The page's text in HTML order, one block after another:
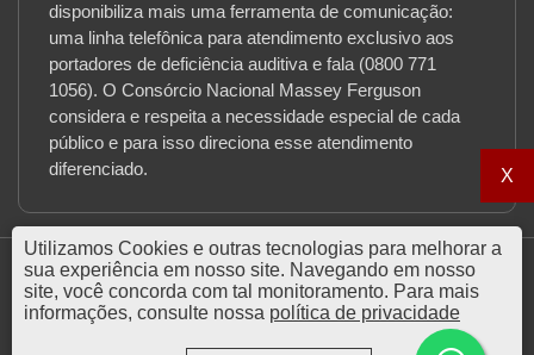
disponibiliza mais uma ferramenta de comunicação:
uma linha telefônica para atendimento exclusivo aos
portadores de deficiência auditiva e fala (0800 771
1056). O Consórcio Nacional Massey Ferguson
considera e respeita a necessidade especial de cada
público e para isso direciona esse atendimento
diferenciado.
© 2026 Massey Ferguson Administradora de Consórcios
Utilizamos Cookies e outras tecnologias para melhorar a
sua experiência em nosso site. Navegando em nosso
site, você concorda com tal monitoramento. Para mais
informações, consulte nossa política de privacidade
X